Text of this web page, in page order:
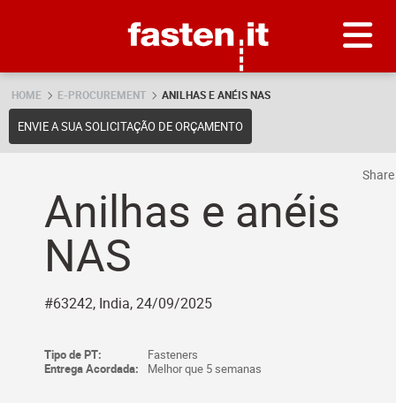
HOME E-PROCUREMENT ANILHAS E ANÉIS NAS
ENVIE A SUA SOLICITAÇÃO DE ORÇAMENTO
Anilhas e anéis
NAS
#63242, India, 24/09/2025
Tipo de PT:
Fasteners
Entrega Acordada:
Melhor que 5 semanas
Share